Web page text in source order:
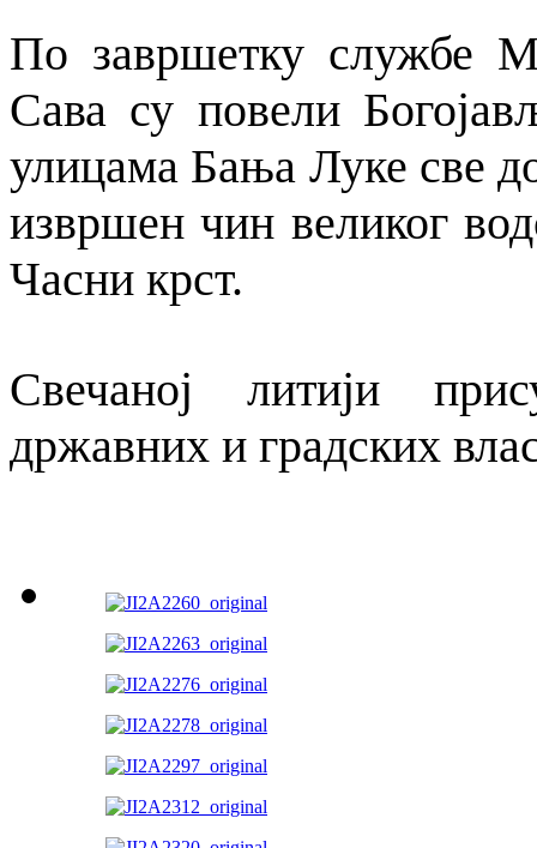
По завршетку службе
Сава су повели
улицама Бања Луке све
извршен чин великог
Часни крст.
Свечаној литији
државних и градских